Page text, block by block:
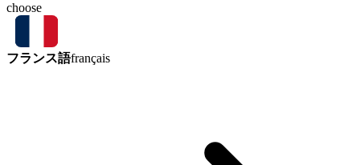
choose
フランス語français